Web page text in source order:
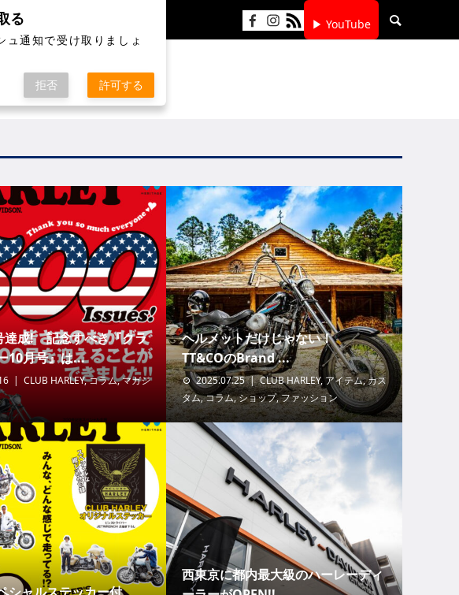
▶ YouTube
達成! 記念すべき『クラ
10月号』は...
CLUB HARLEY,コラム,マガジ
ヘルメットだけじゃない！
TT&COのBrand ...
2025.07.25 CLUB HARLEY,アイテム,カス
タム,コラム,ショップ,ファッション
西東京に都内最大級のハーレーディ
る
通知で受け取りましょ
拒否 許可する